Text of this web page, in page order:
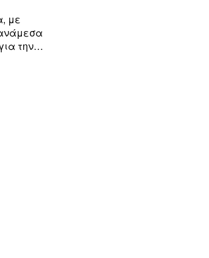
με
την…